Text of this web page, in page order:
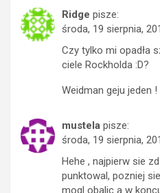
Ridge pisze:
środa, 19 sierpnia,
Czy tylko mi opadła
ciele Rockholda :D?
Weidman geju jeden !
mustela pisze:
środa, 19 sierpnia,
Hehe , najpierw sie
punktowal, pozniej
mogl obalic a w